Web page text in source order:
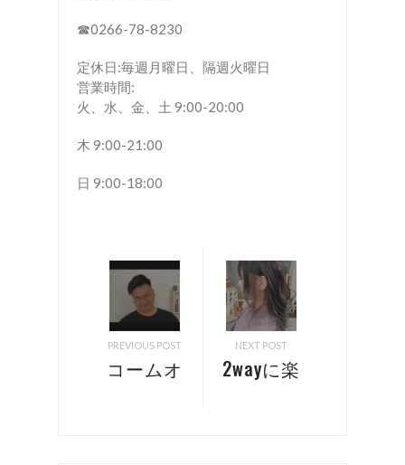
☎︎0266-78-8230
定休日:毎週月曜日、隔週火曜日
営業時間:
火、水、金、土 9:00-20:00
木 9:00-21:00
日 9:00-18:00
PREVIOUS POST
コームオ
NEXT POST
2wayに楽